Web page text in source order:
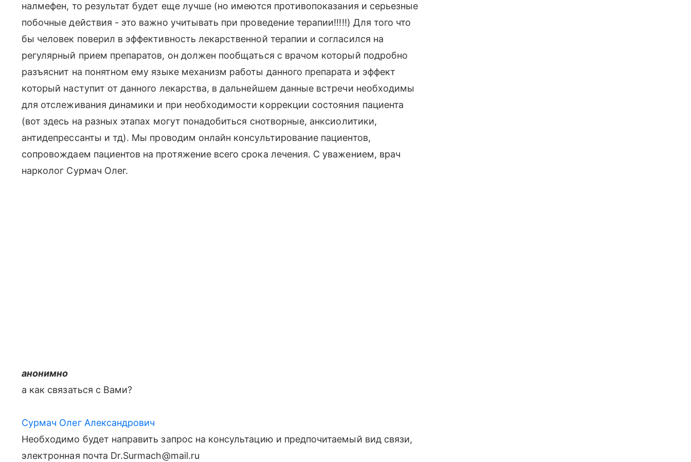
налмефен, то результат будет еще лучше (но имеются противопоказания и серьезные
побочные действия - это важно учитывать при проведение терапии!!!!!) Для того что
бы человек поверил в эффективность лекарственной терапии и согласился на
регулярный прием препаратов, он должен пообщаться с врачом который подробно
разъяснит на понятном ему языке механизм работы данного препарата и эффект
который наступит от данного лекарства, в дальнейшем данные встречи необходимы
для отслеживания динамики и при необходимости коррекции состояния пациента
(вот здесь на разных этапах могут понадобиться снотворные, анксиолитики,
антидепрессанты и тд). Мы проводим онлайн консультирование пациентов,
сопровождаем пациентов на протяжение всего срока лечения. С уважением, врач
нарколог Сурмач Олег.
анонимно
а как связаться с Вами?
Сурмач Олег Александрович
Необходимо будет направить запрос на консультацию и предпочитаемый вид связи,
электронная почта Dr.Surmach@mail.ru